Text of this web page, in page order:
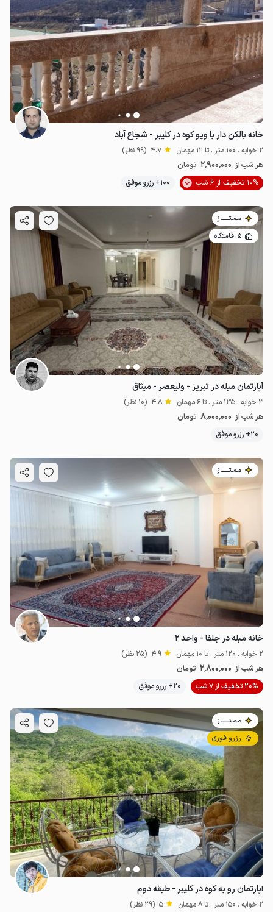
3.2میلیون ت 4.8
2.8میلیون ت 4.9
خانه بالکن دار با ویو کوه در کلیبر - شجاع آباد
2 خوابه . 100 متر . تا 12 مهمان 4.7 (99 نظر)
هر شب از 2٬900٬000 تومان
10% تخفیف از 6 شب
100+ رزرو موفق
مـمـتــــــاز
5 اقامتگاه
آپارتمان مبله در تبریز - ولیعصر - میثاق
3 خوابه . 135 متر . تا 6 مهمان 4.8 (10 نظر)
هر شب از 8٬000٬000 تومان
20+ رزرو موفق
مـمـتــــــاز
خانه مبله در جلفا - واحد ۲
2 خوابه . 120 متر . تا 10 مهمان 4.9 (25 نظر)
هر شب از 2٬800٬000 تومان
20% تخفیف از 7 شب
20+ رزرو موفق
مـمـتــــــاز
رزرو فوری
آپارتمان رو به کوه در کلیبر - طبقه دوم
2 خوابه . 150 متر . تا 8 مهمان 5 (29 نظر)